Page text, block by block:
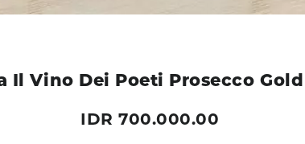
Il Vino Dei Poeti Prosecco
IDR 700.000.00